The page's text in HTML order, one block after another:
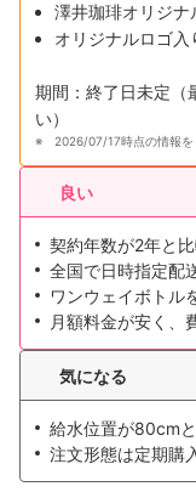
澤井珈琲オリジナ
オリジナルロゴ入
期間：終了日未定（
い）
2026/07/17時点の情報
良い
契約年数が2年と
全国で日時指定配
ワンウェイボトル
月額料金が安く、
気になる
給水位置が80cm
注文形態は定期購